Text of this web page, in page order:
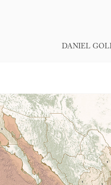
DANIEL